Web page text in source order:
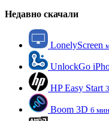
Недавно скачали
LonelyScreen
UnlockGo
HP Easy Start
Boom 3D 6